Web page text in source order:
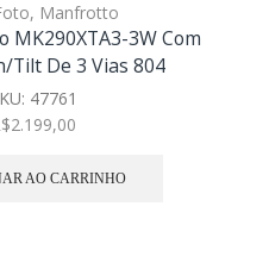
, Manfrotto
3W Com
Tilt De 3 Vias 804
47761
2.199,00
AO CARRINHO